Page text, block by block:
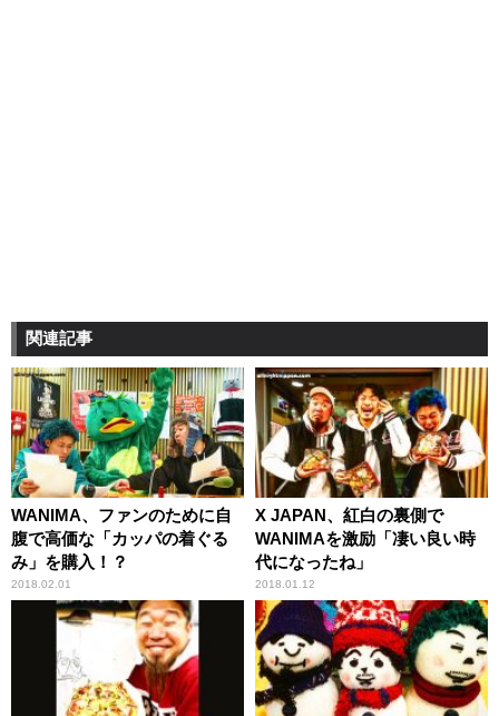
関連記事
WANIMA、ファンのために自
腹で高価な「カッパの着ぐる
み」を購入！？
2018.02.01
X JAPAN、紅白の裏側で
WANIMAを激励「凄い良い時
代になったね」
2018.01.12